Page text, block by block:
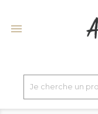
